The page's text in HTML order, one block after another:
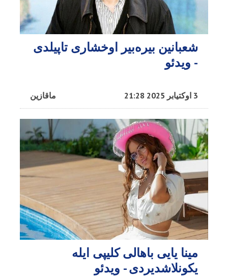
شعبانین بیره‌بیر اوخشاری تاپیلدی
- ویدئو
ماقازین 3 اوکتیابر 2025 21:28
مینا یایی باهالی کلیپی ایله
یکونلاشدیردی - ویدئو